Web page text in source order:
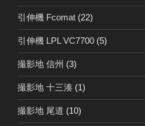
引伸機 Fcomat (22)
引伸機 LPL VC7700 (5)
撮影地 信州 (3)
撮影地 十三湊 (1)
撮影地 尾道 (10)